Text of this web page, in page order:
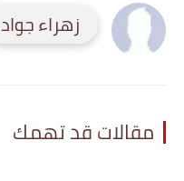
زهراء جواد
مقالات قد تهمك